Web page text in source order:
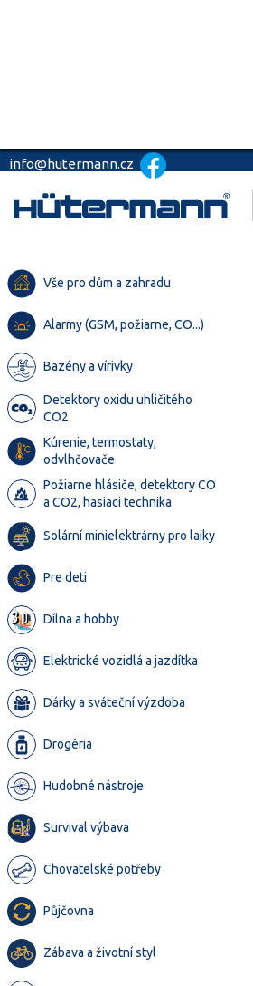
info@hutermann.cz
Vše pro dům a zahradu
Alarmy (GSM, požiarne, CO...)
Bazény a vírivky
Detektory oxidu uhličitého
CO2
Kúrenie, termostaty,
odvlhčovače
Požiarne hlásiče, detektory CO
a CO2, hasiaci technika
Solární minielektrárny pro laiky
Pre deti
Dílna a hobby
Elektrické vozidlá a jazdítka
Dárky a sváteční výzdoba
Drogéria
Hudobné nástroje
Survival výbava
Chovatelské potřeby
Půjčovna
Zábava a životní styl